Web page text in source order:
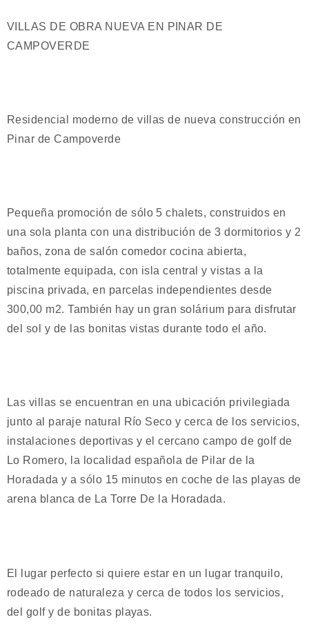
VILLAS DE OBRA NUEVA EN PINAR DE
CAMPOVERDE
Residencial moderno de villas de nueva construcción en
Pinar de Campoverde
Pequeña promoción de sólo 5 chalets, construidos en
una sola planta con una distribución de 3 dormitorios y 2
baños, zona de salón comedor cocina abierta,
totalmente equipada, con isla central y vistas a la
piscina privada, en parcelas independientes desde
300,00 m2. También hay un gran solárium para disfrutar
del sol y de las bonitas vistas durante todo el año.
Las villas se encuentran en una ubicación privilegiada
junto al paraje natural Río Seco y cerca de los servicios,
instalaciones deportivas y el cercano campo de golf de
Lo Romero, la localidad española de Pilar de la
Horadada y a sólo 15 minutos en coche de las playas de
arena blanca de La Torre De la Horadada.
El lugar perfecto si quiere estar en un lugar tranquilo,
rodeado de naturaleza y cerca de todos los servicios,
del golf y de bonitas playas.